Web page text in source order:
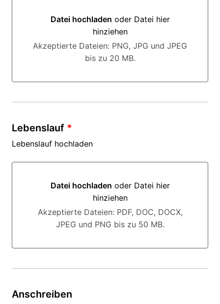
Datei hochladen oder Datei hier
hinziehen
Datei hochladen oder Datei hier hinziehen
Akzeptierte Dateien: PNG, JPG und JPEG
bis zu 20 MB.
Lebenslauf *
Lebenslauf hochladen
Datei hochladen oder Datei hier
hinziehen
Datei hochladen oder Datei hier hinziehen
Akzeptierte Dateien: PDF, DOC, DOCX,
JPEG und PNG bis zu 50 MB.
Anschreiben